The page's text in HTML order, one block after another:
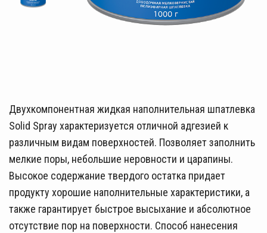
Двухкомпонентная жидкая наполнительная шпатлевка
Solid Spray характеризуется отличной адгезией к
различным видам поверхностей. Позволяет заполнить
мелкие поры, небольшие неровности и царапины.
Высокое содержание твердого остатка придает
продукту хорошие наполнительные характеристики, а
также гарантирует быстрое высыхание и абсолютное
отсутствие пор на поверхности. Способ нанесения